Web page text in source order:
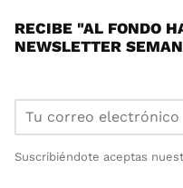
RECIBE "AL FONDO
NEWSLETTER
Suscribiéndote aceptas